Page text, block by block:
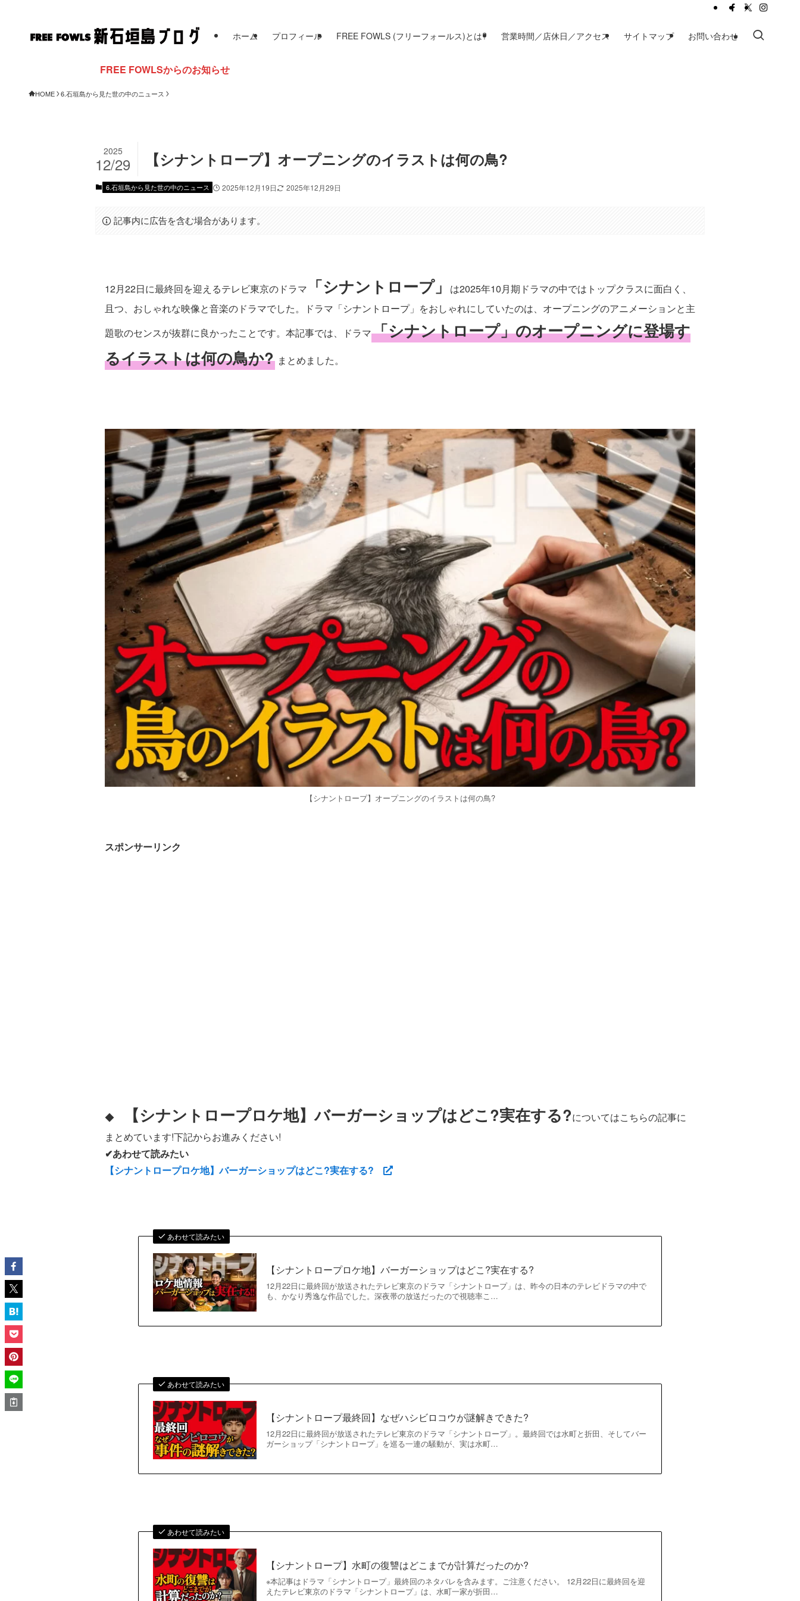
ホーム プロフィール FREE FOWLS (フリーフォールス)とは? 営業時間／店休日／アクセス サイトマップ お問い合わせ
FREE FOWLSからのお知らせ
HOME 6.石垣島から見た世の中のニュース
【シナントロープ】オープニングのイラストは何の鳥?
2025
12/29
6.石垣島から見た世の中のニュース 2025年12月19日 2025年12月29日
記事内に広告を含む場合があります。
12月22日に最終回を迎えるテレビ東京のドラマ 「シナントロープ」
は2025年10月期ドラマの中ではトップクラスに面白く、
且つ、おしゃれな映像と音楽のドラマでした。ドラマ「シナントロープ」をおしゃれにしていたのは、オープニングのアニメーションと主
題歌のセンスが抜群に良かったことです。本記事では、ドラマ「シナントロープ」のオープニングに登場す
るイラストは何の鳥か? まとめました。
【シナントロープ】オープニングのイラストは何の鳥?
スポンサーリンク
◆ 【シナントロープロケ地】バーガーショップはどこ?実在する?についてはこちらの記事に
まとめています!下記からお進みください!
✔あわせて読みたい
【シナントロープロケ地】バーガーショップはどこ?実在する?
あわせて読みたい
【シナントロープロケ地】バーガーショップはどこ?実在する?
12月22日に最終回が放送されたテレビ東京のドラマ「シナントロープ」は、昨今の日本のテレビドラマの中で
も、かなり秀逸な作品でした。深夜帯の放送だったので視聴率こ…
あわせて読みたい
【シナントロープ最終回】なぜハシビロコウが謎解きできた?
12月22日に最終回が放送されたテレビ東京のドラマ「シナントロープ」。最終回では水町と折田、そしてバー
ガーショップ「シナントロープ」を巡る一連の騒動が、実は水町…
あわせて読みたい
【シナントロープ】水町の復讐はどこまでが計算だったのか?
※本記事はドラマ「シナントロープ」最終回のネタバレを含みます。ご注意ください。 12月22日に最終回を迎
えたテレビ東京のドラマ「シナントロープ」は、水町一家が折田…